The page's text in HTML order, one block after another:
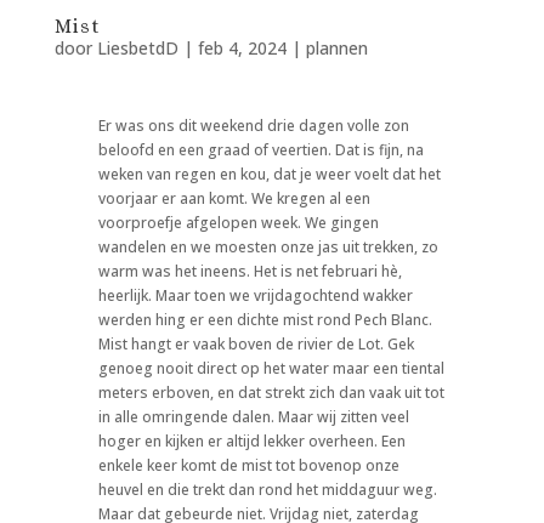
Mist
door LiesbetdD | feb 4, 2024| plannen
Er was ons dit weekend drie dagen volle zon
beloofd en een graad of veertien. Dat is fijn, na
weken van regen en kou, dat je weer voelt dat het
voorjaar er aan komt. We kregen al een
voorproefje afgelopen week. We gingen
wandelen en we moesten onze jas uit trekken, zo
warm was het ineens. Het is net februari hè,
heerlijk. Maar toen we vrijdagochtend wakker
werden hing er een dichte mist rond Pech Blanc.
Mist hangt er vaak boven de rivier de Lot. Gek
genoeg nooit direct op het water maar een tiental
meters erboven, en dat strekt zich dan vaak uit tot
in alle omringende dalen. Maar wij zitten veel
hoger en kijken er altijd lekker overheen. Een
enkele keer komt de mist tot bovenop onze
heuvel en die trekt dan rond het middaguur weg.
Maar dat gebeurde niet. Vrijdag niet, zaterdag